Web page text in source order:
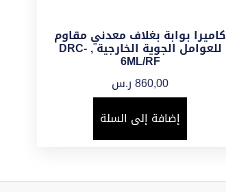
كاميرا بوابة بغلاف معدني مقاوم
للعوامل الجوية الخارجية , DRC-
6ML/RF
860,00ر.س
إضافة إلى السلة